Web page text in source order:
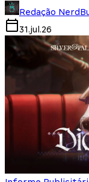
Redação
31.jul.26